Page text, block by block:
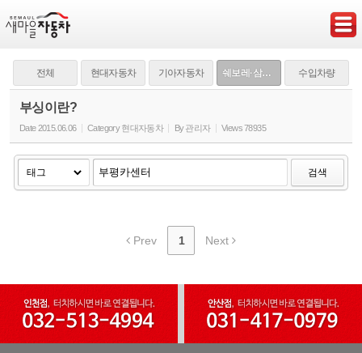
전체 현대자동차 기아자동차 쉐보레·삼성·쌍용 수입차량
부싱이란?
Date2015.06.06 Category 현대자동차 By 관리자 Views78935
검색
Prev 1 Next
Sketchbook5, 스케치북5
Sketchbook5, 스케치북5